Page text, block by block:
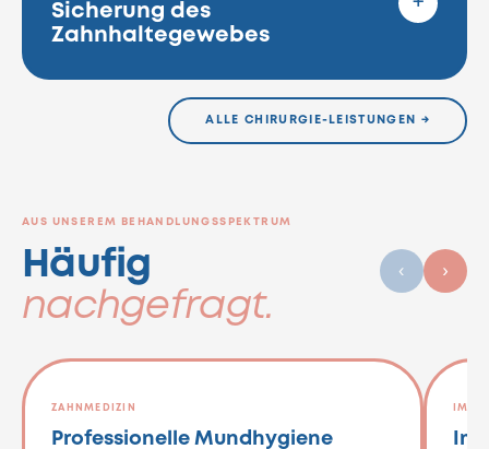
Sicherung des
Zahnhaltegewebes
ALLE CHIRURGIE-LEISTUNGEN →
AUS UNSEREM BEHANDLUNGSSPEKTRUM
Häufig
nachgefragt.
‹ ›
ZAHNMEDIZIN
Professionelle Mundhygiene